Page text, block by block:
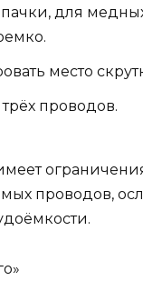
для
место
проводов.
проводов,